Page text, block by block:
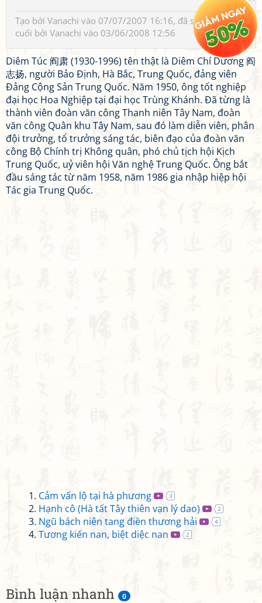
Bình luận nhanh 0
Tạo bởi Vanachi vào 07/07/2007 16:16, đã sửa 2 lần, lần
cuối bởi Vanachi vào 03/06/2008 12:56
Diêm Túc 阎肃 (1930-1996) tên thật là Diêm Chí Dương 阎
志扬, người Bảo Định, Hà Bắc, Trung Quốc, đảng viên
Đảng Cộng Sản Trung Quốc. Năm 1950, ông tốt nghiệp
đại học Hoa Nghiệp tại đại học Trùng Khánh. Đã từng là
thành viên đoàn văn công Thanh niên Tây Nam, đoàn
văn công Quân khu Tây Nam, sau đó làm diễn viên, phân
đội trưởng, tổ trưởng sáng tác, biên đạo của đoàn văn
công Bộ Chính trị Không quân, phó chủ tịch hội Kịch
Trung Quốc, uỷ viên hội Văn nghệ Trung Quốc. Ông bắt
đầu sáng tác từ năm 1958, năm 1986 gia nhập hiệp hội
Tác gia Trung Quốc.
Cảm vấn lộ tại hà phương 3
Hạnh cô (Hà tất Tây thiên vạn lý dao) 2
Ngũ bách niên tang điền thương hải 4
Tương kiến nan, biệt diệc nan 2